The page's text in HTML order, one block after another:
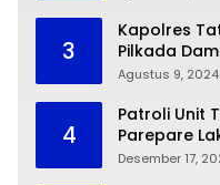
3
Kapolres
Pilkada
Agustus 9, 2024
4
Patroli Unit
Parepare
Larangan
Desember 17,